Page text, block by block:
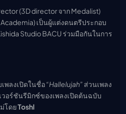
(3D director จาก Medalist)
เป็นผู้แต่งดนตรีประกอบ
Studio BACU ร่วมมือกันในการ
พลงเปิดในชื่อ“Hallelujah” ส่วนเพลง
เวอร์ชันรีมิกซ์ของเพลงเปิดต้นฉบับ
โดยToshl